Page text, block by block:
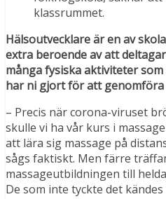
klassrummet.
Hälsoutvecklare är en av
extra beroende av att
många fysiska aktiviteter
har ni gjort för att
– Precis när corona-viruset
skulle vi ha vår kurs i
att lära sig massage på
sågs faktiskt. Men färre
massageutbildningen till
De som inte tyckte det